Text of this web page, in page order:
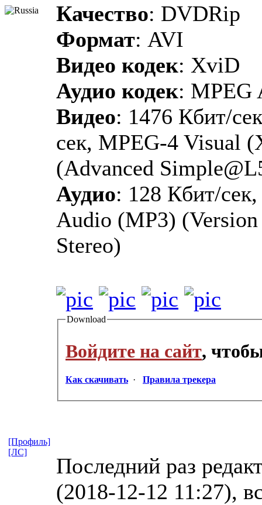
Качество: DVDRip
Формат: AVI
Видео кодек: XviD
Аудио кодек: MPEG
Видео: 1476 Кбит/
сек, MPEG-4 Visual
(Advanced
Аудио: 128 Кбит/
Audio (MP3)
Stereo)
Download
Войдите на сайт,
Как скачивать · Правила трекера
Последний раз
(2018-12-12 11:27),
[Профиль]
[ЛС]